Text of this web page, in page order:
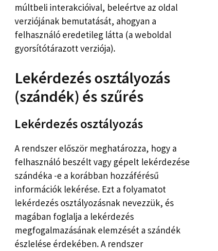
múltbeli interakcióival, beleértve az oldal
verziójának bemutatását, ahogyan a
felhasználó eredetileg látta (a weboldal
gyorsítótárazott verziója).
Lekérdezés osztályozás
(szándék) és szűrés
Lekérdezés osztályozás
A rendszer először meghatározza, hogy a
felhasználó beszélt vagy gépelt lekérdezése
szándéka -e a korábban hozzáférésű
információk lekérése. Ezt a folyamatot
lekérdezés osztályozásnak nevezzük, és
magában foglalja a lekérdezés
megfogalmazásának elemzését a szándék
észlelése érdekében. A rendszer